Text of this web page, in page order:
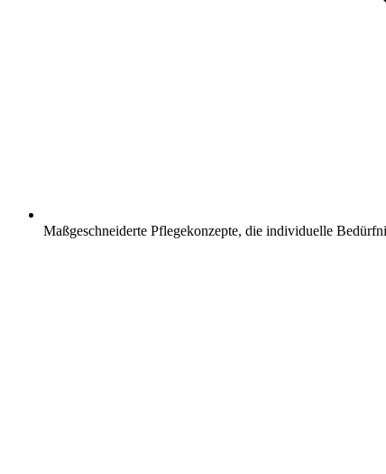
Maßgeschneiderte Pflegekonzepte, die individuelle